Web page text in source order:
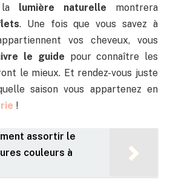
la lumière naturelle montrera
. Une fois que vous savez à
vos cheveux, vous
le guide pour connaître les
le mieux. Et rendez-vous juste
saison vous appartenez en
!
assortir le
couleurs à